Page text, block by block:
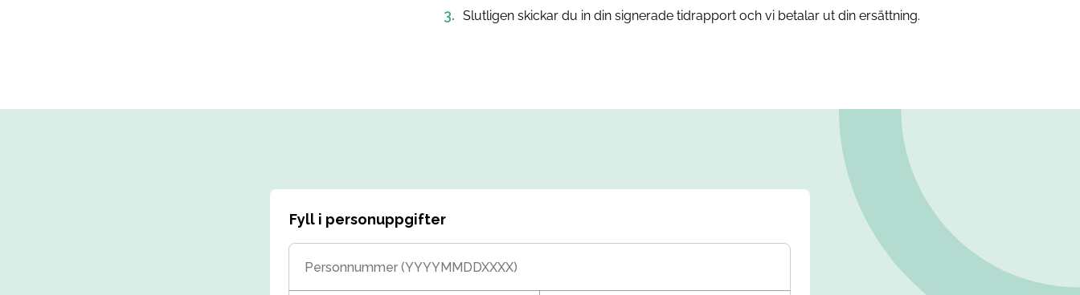
Slutligen skickar du in din signerade tidrapport och vi betalar ut din ersättning.
Fyll i personuppgifter
Personnummer (YYYYMMDDXXXX)